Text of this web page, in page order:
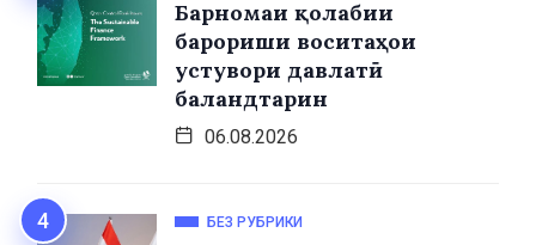
Барномаи қолабии
барориши воситаҳои
устувори давлатӣ
баландтарин
06.08.2026
БЕЗ РУБРИКИ